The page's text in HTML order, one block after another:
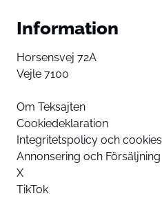
Information
Horsensvej 72A
Vejle 7100
Om Teksajten
Cookiedeklaration
Integritetspolicy och cookies
Annonsering och Försäljning
X
TikTok